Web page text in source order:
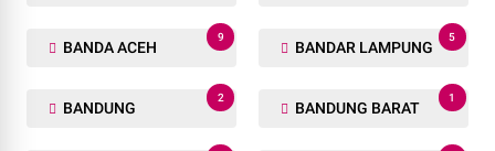
BANDA ACEH
9
BANDAR LAMPUNG
5
BANDUNG
2
BANDUNG BARAT
1